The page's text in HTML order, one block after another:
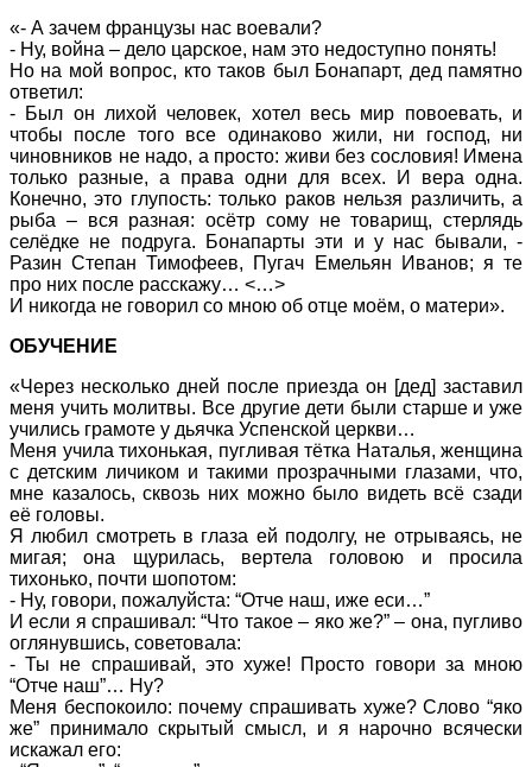
«- А зачем французы нас воевали?
- Ну, война – дело царское, нам это недоступно понять!
Но на мой вопрос, кто таков был Бонапарт, дед памятно
ответил:
- Был он лихой человек, хотел весь мир повоевать, и
чтобы после того все одинаково жили, ни господ, ни
чиновников не надо, а просто: живи без сословия! Имена
только разные, а права одни для всех. И вера одна.
Конечно, это глупость: только раков нельзя различить, а
рыба – вся разная: осётр сому не товарищ, стерлядь
селёдке не подруга. Бонапарты эти и у нас бывали, -
Разин Степан Тимофеев, Пугач Емельян Иванов; я те
про них после расскажу… <…>
И никогда не говорил со мною об отце моём, о матери».
ОБУЧЕНИЕ
«Через несколько дней после приезда он [дед] заставил
меня учить молитвы. Все другие дети были старше и уже
учились грамоте у дьячка Успенской церкви…
Меня учила тихонькая, пугливая тётка Наталья, женщина
с детским личиком и такими прозрачными глазами, что,
мне казалось, сквозь них можно было видеть всё сзади
её головы.
Я любил смотреть в глаза ей подолгу, не отрываясь, не
мигая; она щурилась, вертела головою и просила
тихонько, почти шопотом:
- Ну, говори, пожалуйста: “Отче наш, иже еси…”
И если я спрашивал: “Что такое – яко же?” – она, пугливо
оглянувшись, советовала:
- Ты не спрашивай, это хуже! Просто говори за мною
“Отче наш”… Ну?
Меня беспокоило: почему спрашивать хуже? Слово “яко
же” принимало скрытый смысл, и я нарочно всячески
искажал его: